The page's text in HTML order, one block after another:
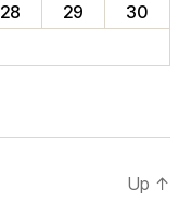
28 29
30
Up ↑